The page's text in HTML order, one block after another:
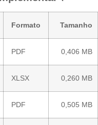
Formato Tamanho
PDF 0,406 MB
XLSX 0,260 MB
PDF 0,505 MB